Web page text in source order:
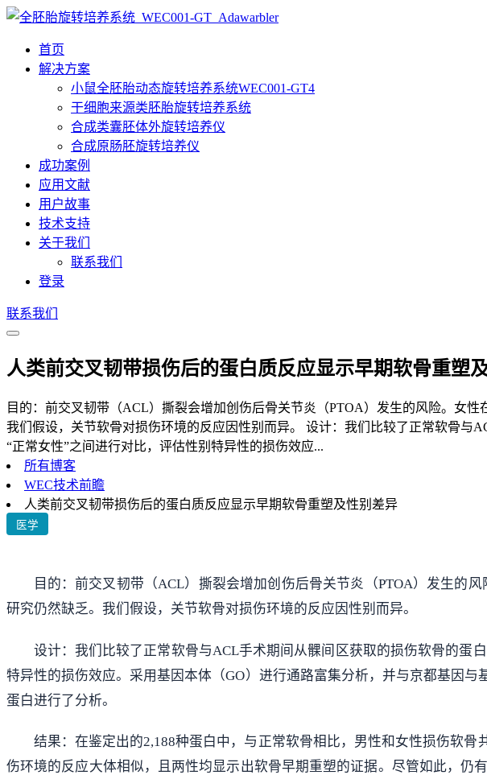
首页
解决方案
小鼠全胚胎动态旋转培养系统WEC001-GT4
干细胞来源类胚胎旋转培养系统
合成类囊胚体外旋转培养仪
合成原肠胚旋转培养仪
成功案例
应用文献
用户故事
技术支持
关于我们
联系我们
登录
联系我们
人类前交叉韧带损伤后的蛋白质反应显示早期软骨重塑
目的：前交叉韧带（ACL）撕裂会增加创伤后骨关节炎（PTOA）发生的风险。女
我们假设，关节软骨对损伤环境的反应因性别而异。 设计：我们比较了正常软骨与
“正常女性”之间进行对比，评估性别特异性的损伤效应...
所有博客
WEC技术前瞻
人类前交叉韧带损伤后的蛋白质反应显示早期软骨重塑及性别差异
医学
目的：前交叉韧带（ACL）撕裂会增加创伤后骨关节炎（PTOA）发生的
研究仍然缺乏。我们假设，关节软骨对损伤环境的反应因性别而异。
设计：我们比较了正常软骨与ACL手术期间从髁间区获取的损伤软骨的蛋
特异性的损伤效应。采用基因本体（GO）进行通路富集分析，并与京都基因与
蛋白进行了分析。
结果：在鉴定出的2,188种蛋白中，与正常软骨相比，男性和女性损伤软
伤环境的反应大体相似，且两性均显示出软骨早期重塑的证据。尽管如此，仍